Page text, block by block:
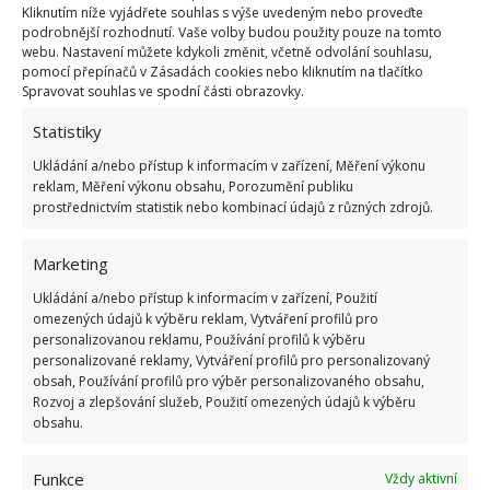
Kliknutím níže vyjádřete souhlas s výše uvedeným nebo proveďte
podrobnější rozhodnutí. Vaše volby budou použity pouze na tomto
webu. Nastavení můžete kdykoli změnit, včetně odvolání souhlasu,
pomocí přepínačů v Zásadách cookies nebo kliknutím na tlačítko
Spravovat souhlas ve spodní části obrazovky.
Statistiky
Ukládání a/nebo přístup k informacím v zařízení, Měření výkonu
reklam, Měření výkonu obsahu, Porozumění publiku
prostřednictvím statistik nebo kombinací údajů z různých zdrojů.
Marketing
Ukládání a/nebo přístup k informacím v zařízení, Použití
omezených údajů k výběru reklam, Vytváření profilů pro
personalizovanou reklamu, Používání profilů k výběru
personalizované reklamy, Vytváření profilů pro personalizovaný
obsah, Používání profilů pro výběr personalizovaného obsahu,
Rozvoj a zlepšování služeb, Použití omezených údajů k výběru
obsahu.
Funkce Vždy aktivní
s octem. V tomto případě jde o ideální volbu pro
čištění spáleného nádobí včetně plechů. Stačí
posypal jedlou sodou a následně zalít roztokem
se nečistoty jednoduše odstraní. Stačí následně otřít
houbičkou a důkladně opláchnout vodou a máte
hotovo. Velkou výhodou je i zdravotní nezávadnost
Čištění teflonové pánve
Speciální postup musíte zvolit ve chvíli, kdy má
povrch teflonovou úpravu proti přichytávání.
V takovém případě totiž musíte omezit hrubé
drhnutí kartáčem či drastickou chemií, která by